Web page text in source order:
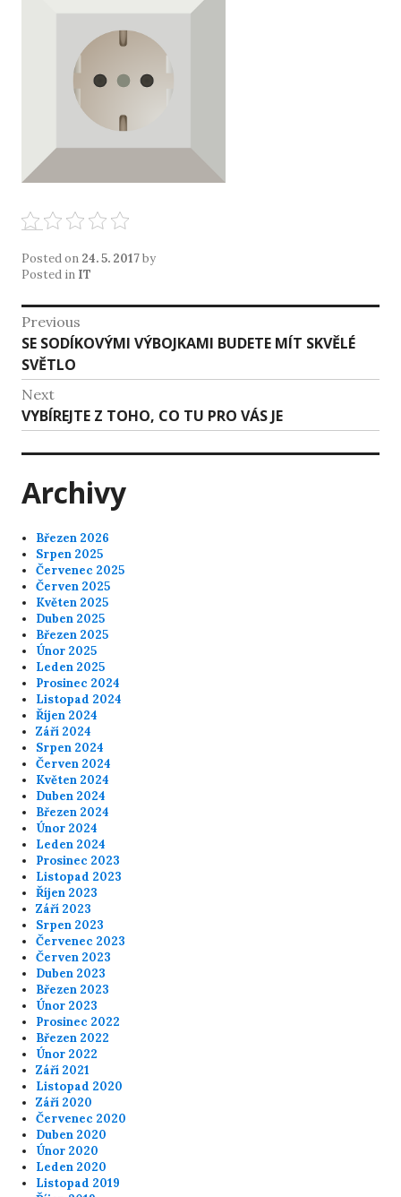
Posted on 24. 5. 2017by
Posted in IT
Navigace
pro
příspěvek
Previous
Previous
post:
SE SODÍKOVÝMI VÝBOJKAMI BUDETE MÍT SKVĚLÉ
SVĚTLO
Next
Next
post:
VYBÍREJTE Z TOHO, CO TU PRO VÁS JE
Archivy
Březen 2026
Srpen 2025
Červenec 2025
Červen 2025
Květen 2025
Duben 2025
Březen 2025
Únor 2025
Leden 2025
Prosinec 2024
Listopad 2024
Říjen 2024
Září 2024
Srpen 2024
Červen 2024
Květen 2024
Duben 2024
Březen 2024
Únor 2024
Leden 2024
Prosinec 2023
Listopad 2023
Říjen 2023
Září 2023
Srpen 2023
Červenec 2023
Červen 2023
Duben 2023
Březen 2023
Únor 2023
Prosinec 2022
Březen 2022
Únor 2022
Září 2021
Listopad 2020
Září 2020
Červenec 2020
Duben 2020
Únor 2020
Leden 2020
Listopad 2019